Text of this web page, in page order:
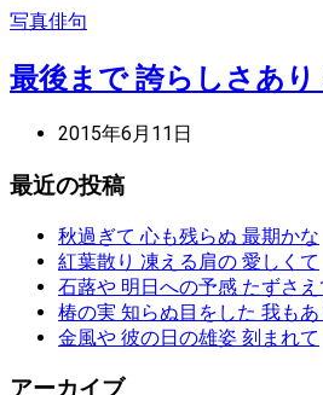
写真俳句
最後まで 誇らしさあり
2015年6月11日
最近の投稿
秋過ぎて 心も残らぬ 最期かな
紅葉散り 凍える肩の 愛しくて
石蕗や 明日への予感 たずさえ
椿の実 知らぬ目をした 我もあ
金風や 彼の日の雄姿 刻まれて
アーカイブ